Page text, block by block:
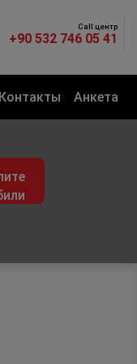
Call центр
+90 532 746 05 41
Контакты Анкета